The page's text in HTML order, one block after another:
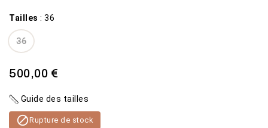
Tailles : 36
36
500,00 €
Guide des tailles
Rupture de stock